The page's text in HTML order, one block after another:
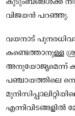
വിജയന്‍ പറഞ്ഞു.
വയനാട്
കണ്ടെത്താനുള്ള
അനുയോജ്യമെന്ന്
പഞ്ചായത്തിലെ
എന്നിവിടങ്ങളില്‍